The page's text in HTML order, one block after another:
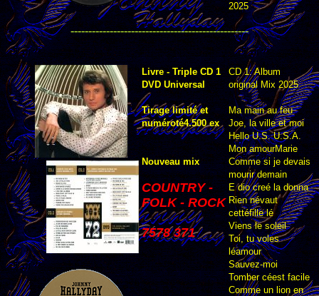
2025
--------------------------------------------------
Livre - Triple CD 1
DVD Universal
Tirage limité et
numéroté4.500 ex
Nouveau mix
COUNTRY -
FOLK - ROCK
7578 371
CD 1: Album
original Mix 2025
Ma main au feu
Joe, la ville et moi
Hello U.S. U.S.A.
Mon amourMarie
Comme si je devais
mourir demain
E dio creé la donna
Rien névaut
cettéfille lé
Viens le soleil
Toi, tu voles
léamour
Sauvez-moi
Tomber céest facile
Comme un lion en